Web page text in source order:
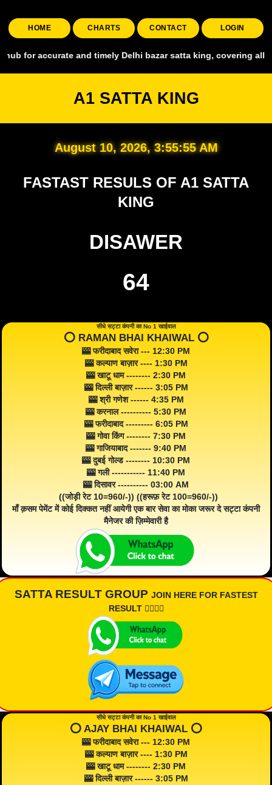
HOME CHARTS CONTACT LOGIN
and timely Delhi bazar satta king, covering all major
A1 SATTA KING
August 10, 2026, 3:55:56 AM
FASTAST RESULS OF A1 SATTA
KING
DISAWER
64
सीधे सट्टा कंपनी का No 1 खाईवाल
⭕️ RAMAN BHAI KHAIWAL ⭕️
🎰 फरीदाबाद सवेरा --- 12:30 PM
🎰 कल्याण बाज़ार ---- 1:30 PM
🎰 खाटू धाम -------- 2:30 PM
🎰 दिल्ली बाज़ार ------ 3:05 PM
🎰 श्री गणेश ------ 4:35 PM
🎰 करनाल ---------- 5:30 PM
🎰 फरीदाबाद --------- 6:05 PM
🎰 गोवा किंग -------- 7:30 PM
🎰 गाजियाबाद ------- 9:40 PM
🎰 दुबई गोल्ड -------- 10:30 PM
🎰 गली ----------- 11:40 PM
🎰 दिसावर ---------- 03:00 AM
((जोड़ी रेट 10=960/-)) ((हरूफ़ रेट 100=960/-))
माँ क़सम पेमेंट में कोई दिक्कत नहीं आयेगी एक बार सेवा का मोका जरूर दे सट्टा कंपनी
मैनेजर की ज़िम्मेवारी है
SATTA RESULT GROUP JOIN HERE FOR FASTEST
RESULT 👇🏾👇🏾
सीधे सट्टा कंपनी का No 1 खाईवाल
⭕️ AJAY BHAI KHAIWAL ⭕️
🎰 फरीदाबाद सवेरा --- 12:30 PM
🎰 कल्याण बाज़ार ---- 1:30 PM
🎰 खाटू धाम -------- 2:30 PM
🎰 दिल्ली बाज़ार ------ 3:05 PM